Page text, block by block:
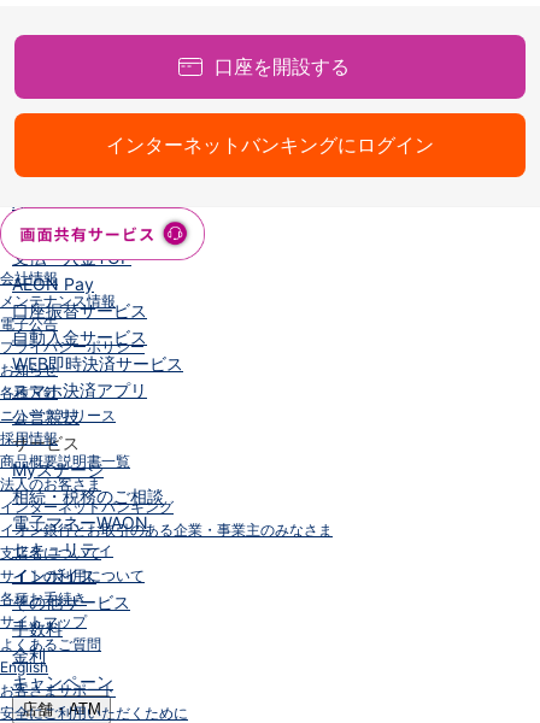
アプリ
TOP
通帳アプリ
イオン銀行PayB
イオングループアプリ
iAEON
支払・入金・サービス
支払・入金TOP
AEON Pay
口座振替サービス
自動入金サービス
WEB即時決済サービス
スマホ決済アプリ
公営競技
サービス
Myステージ
相続・税務のご相談
電子マネーWAON
セキュリティ
インボイス
その他サービス
手数料
金利
キャンペーン
店舗・ATM
口座を開設する
インターネットバンキングにログイン
会社情報
メンテナンス情報
電子公告
プライバシーポリシー
お知らせ
各種方針
ニュースリリース
採用情報
商品概要説明書一覧
法人のお客さま
インターネットバンキング
イオン銀行とお取引のある企業・事業主のみなさま
支店名について
サイトの利用について
各種お手続き
サイトマップ
よくあるご質問
English
お客さまサポート
安全にご利用いただくために